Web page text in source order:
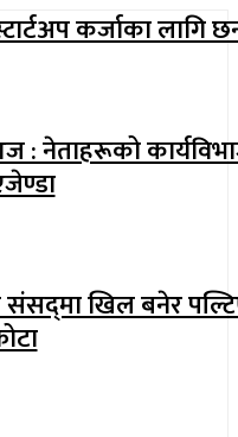
कर्जाका लागि
नेताहरूको
खिल बनेर